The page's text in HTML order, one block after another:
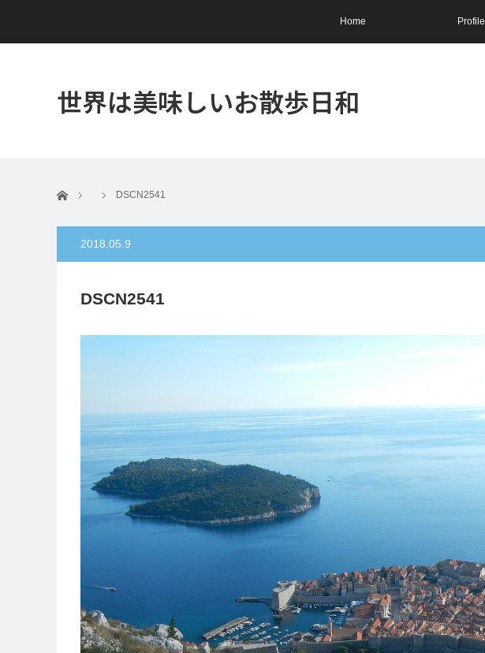
Home Profile
世界は美味しいお散歩日和
ホーム DSCN2541
2018.05.9
DSCN2541